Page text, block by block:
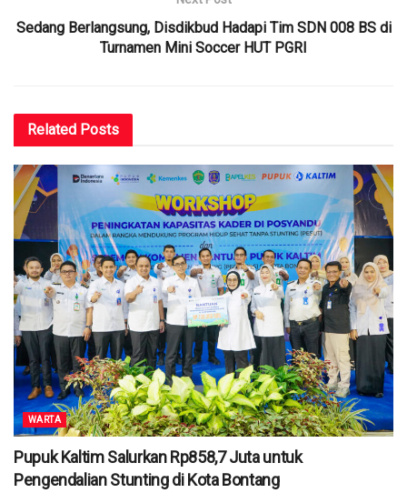
Sedang Berlangsung, Disdikbud Hadapi Tim SDN 008 BS di
Turnamen Mini Soccer HUT PGRI
Related Posts
WARTA
Pupuk Kaltim Salurkan Rp858,7 Juta untuk
Pengendalian Stunting di Kota Bontang